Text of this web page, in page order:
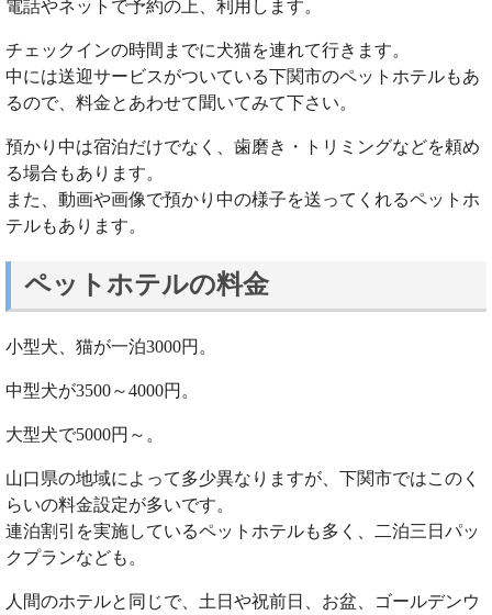
電話やネットで予約の上、利用します。
チェックインの時間までに犬猫を連れて行きます。
中には送迎サービスがついている下関市のペットホテルもあ
るので、料金とあわせて聞いてみて下さい。
預かり中は宿泊だけでなく、歯磨き・トリミングなどを頼め
る場合もあります。
また、動画や画像で預かり中の様子を送ってくれるペットホ
テルもあります。
ペットホテルの料金
小型犬、猫が一泊3000円。
中型犬が3500～4000円。
大型犬で5000円～。
山口県の地域によって多少異なりますが、下関市ではこのく
らいの料金設定が多いです。
連泊割引を実施しているペットホテルも多く、二泊三日パッ
クプランなども。
人間のホテルと同じで、土日や祝前日、お盆、ゴールデンウ